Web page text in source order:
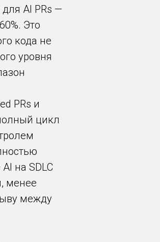
AI PRs —
Это
кода не
уровня
PRs и
цикл
на SDLC
менее
между